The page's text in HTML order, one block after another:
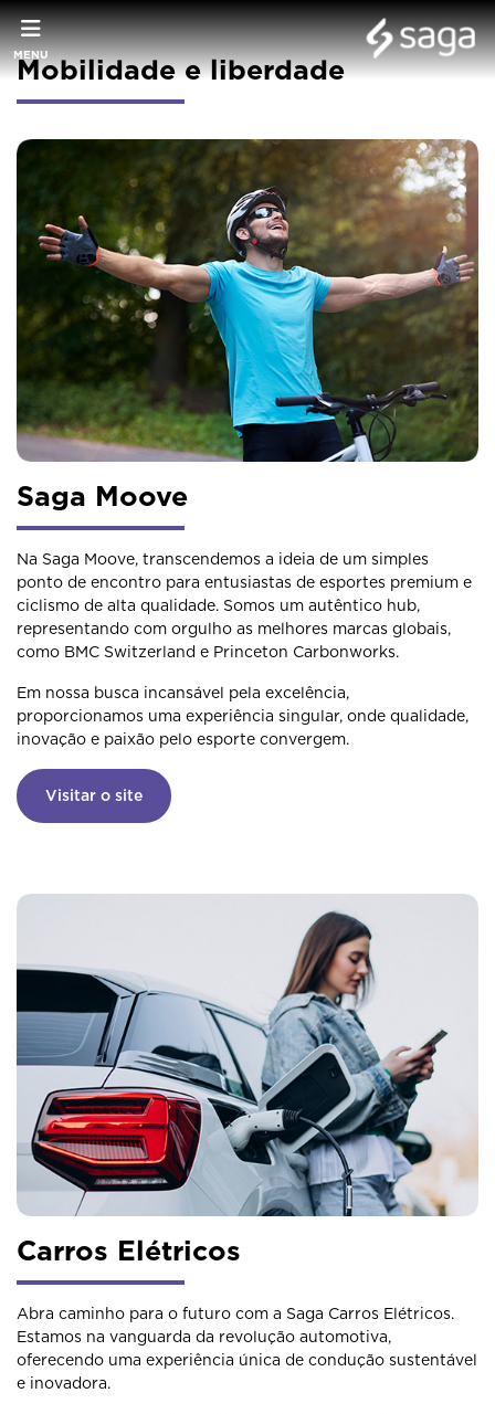
MENU
Mobilidade e liberdade
Saga Moove
Na Saga Moove, transcendemos a ideia de um simples
ponto de encontro para entusiastas de esportes premium e
ciclismo de alta qualidade. Somos um autêntico hub,
representando com orgulho as melhores marcas globais,
como BMC Switzerland e Princeton Carbonworks.
Em nossa busca incansável pela excelência,
proporcionamos uma experiência singular, onde qualidade,
inovação e paixão pelo esporte convergem.
Visitar o site
Carros Elétricos
Abra caminho para o futuro com a Saga Carros Elétricos.
Estamos na vanguarda da revolução automotiva,
oferecendo uma experiência única de condução sustentável
e inovadora.